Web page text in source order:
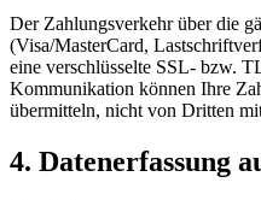
Der Zahlungsverkehr über die
(Visa/MasterCard,
eine verschlüsselte SSL- bzw.
Kommunikation können Ihre
übermitteln, nicht von Dritten
4. Datenerfassung